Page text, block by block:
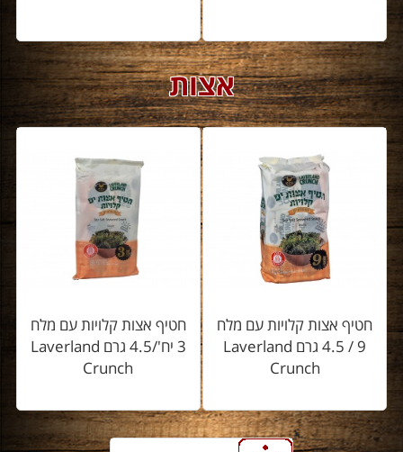
אצות
חטיף אצות קלויות עם מלח
9 / 4.5 גרם Laverland
Crunch
חטיף אצות קלויות עם מלח
3 יח'/4.5 גרם Laverland
Crunch